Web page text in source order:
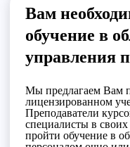
Вам
обучение в
управления
Мы предлагаем Вам
лицензированном
Преподаватели
специалисты в
пройти обучение в